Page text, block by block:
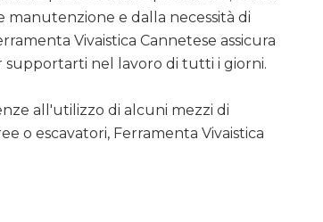
manutenzione e dalla necessità di
Vivaistica Cannetese assicura
supportarti nel lavoro di tutti i giorni.
all'utilizzo di alcuni mezzi di
o escavatori, Ferramenta Vivaistica